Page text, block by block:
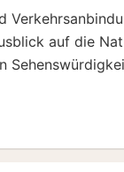
auf die